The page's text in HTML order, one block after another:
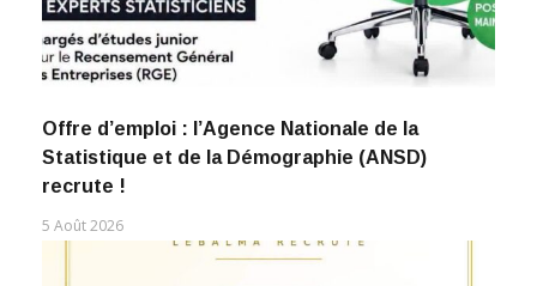
Offre d’emploi : l’Agence Nationale de la
Statistique et de la Démographie (ANSD)
recrute !
5 Août 2026